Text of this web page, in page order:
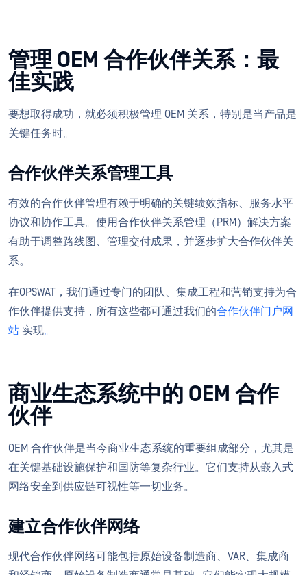
管理 OEM 合作伙伴关系：最
佳实践
要想取得成功，就必须积极管理 OEM 关系，特别是当产品是
关键任务时。
合作伙伴关系管理工具
有效的合作伙伴管理有赖于明确的关键绩效指标、服务水平
协议和协作工具。使用合作伙伴关系管理（PRM）解决方案
有助于调整路线图、管理交付成果，并逐步扩大合作伙伴关
系。
在OPSWAT，我们通过专门的团队、集成工程和营销支持为合
作伙伴提供支持，所有这些都可通过我们的合作伙伴门户网
站 实现。
商业生态系统中的 OEM 合作
伙伴
OEM 合作伙伴是当今商业生态系统的重要组成部分，尤其是
在关键基础设施保护和国防等复杂行业。它们支持从嵌入式
网络安全到供应链可视性等一切业务。
建立合作伙伴网络
现代合作伙伴网络可能包括原始设备制造商、VAR、集成商